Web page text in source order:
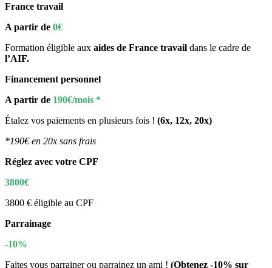
France travail
A partir de 0€
Formation éligible aux aides de France travail dans le cadre de
l’AIF.
Financement personnel
A partir de 190€/mois *
Étalez vos paiements en plusieurs fois ! (6x, 12x, 20x)
*190€ en 20x sans frais
Réglez avec votre CPF
3800€
3800 € éligible au CPF
Parrainage
-10%
Faites vous parrainer ou parrainez un ami ! (Obtenez -10% sur